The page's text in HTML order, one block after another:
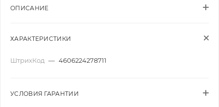
ОПИСАНИЕ
ХАРАКТЕРИСТИКИ
ШтрихКод — 4606224278711
УСЛОВИЯ ГАРАНТИИ